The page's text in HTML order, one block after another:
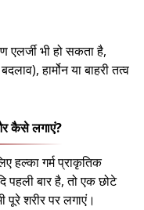
एलर्जी भी हो सकता है,
हार्मोन या बाहरी तत्व
कैसे लगाएं?
हल्का गर्म प्राकृतिक
बार है, तो एक छोटे
पूरे शरीर पर लगाएं।